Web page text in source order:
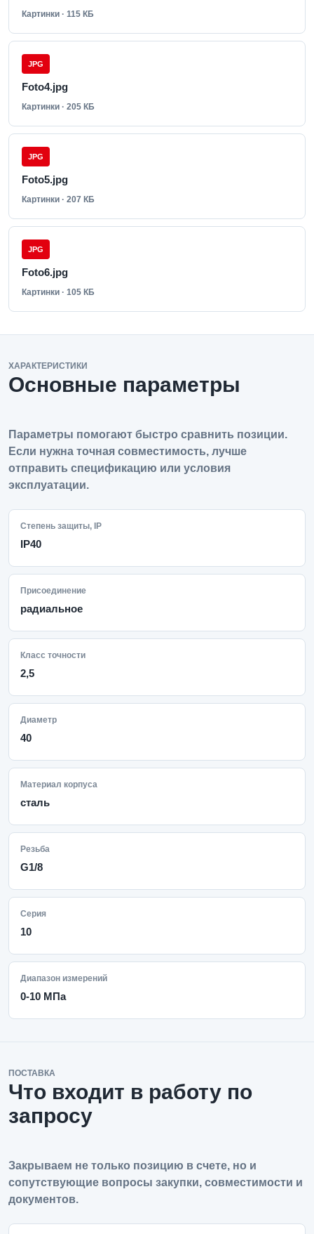
Картинки · 115 КБ
JPG
Foto4.jpg
Картинки · 205 КБ
JPG
Foto5.jpg
Картинки · 207 КБ
JPG
Foto6.jpg
Картинки · 105 КБ
ХАРАКТЕРИСТИКИ
Основные параметры
Параметры помогают быстро сравнить позиции.
Если нужна точная совместимость, лучше
отправить спецификацию или условия
эксплуатации.
Степень защиты, IP
IP40
Присоединение
радиальное
Класс точности
2,5
Диаметр
40
Материал корпуса
сталь
Резьба
G1/8
Серия
10
Диапазон измерений
0-10 МПа
ПОСТАВКА
Что входит в работу по
запросу
Закрываем не только позицию в счете, но и
сопутствующие вопросы закупки, совместимости и
документов.